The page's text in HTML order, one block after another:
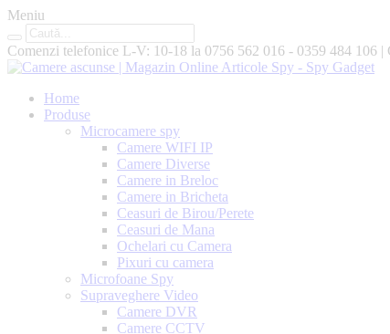
Meniu
Comenzi telefonice L-V: 10-18 la 0756 562 016 - 0359 484 106 |
Home
Produse
Microcamere spy
Camere WIFI IP
Camere Diverse
Camere in Breloc
Camere in Bricheta
Ceasuri de Birou/Perete
Ceasuri de Mana
Ochelari cu Camera
Pixuri cu camera
Microfoane Spy
Supraveghere Video
Camere DVR
Camere CCTV